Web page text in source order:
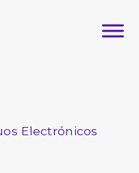
Electrónicos